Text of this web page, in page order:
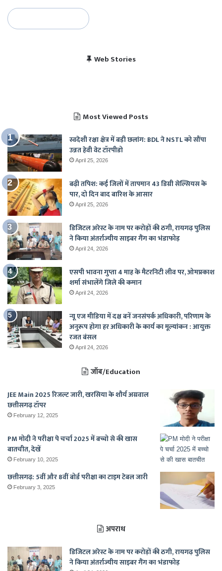
Web Stories
विराट कोहली की सेंचुरी से
भारत बनाम पाकिस्तान, हेड
पाकिस्तान में बजा भारत का
चैंपियंस ट्रॉफी 2025 में
Most Viewed Posts
स्वदेशी रक्षा क्षेत्र में बड़ी छलांग: BDL ने NSTL को सौंपा
उन्नत हेवी वेट टॉरपीडो
April 25, 2026
बढ़ी तपिश: कई जिलों में तापमान 43 डिग्री सेल्सियस के
पार, दो दिन बाद बारिश के आसार
April 25, 2026
डिजिटल अरेस्ट के नाम पर करोड़ों की ठगी, रायगढ़ पुलिस
ने किया अंतर्राज्यीय साइबर गैंग का भंडाफोड़
April 24, 2026
एसपी भावना गुप्ता 4 माह के मैटरनिटी लीव पर, ओमप्रकाश
शर्मा संभालेंगे जिले की कमान
April 24, 2026
न्यू एज मीडिया में दक्ष बनें जनसंपर्क अधिकारी, परिणाम के
अनुरूप होगा हर अधिकारी के कार्य का मूल्यांकन : आयुक्त
रजत बंसल
April 24, 2026
जॉब/Education
JEE Main 2025 रिजल्ट जारी, खरसिया के शौर्य अग्रवाल
छत्तीसगढ़ टॉपर
February 12, 2025
PM मोदी ने परीक्षा पे चर्चा 2025 में बच्चो से की खास
बातचीत, देखें
February 10, 2025
छत्तीसगढ़: 5वीं और 8वीं बोर्ड परीक्षा का टाइम टेबल जारी
February 3, 2025
अपराध
डिजिटल अरेस्ट के नाम पर करोड़ों की ठगी, रायगढ़ पुलिस
ने किया अंतर्राज्यीय साइबर गैंग का भंडाफोड़